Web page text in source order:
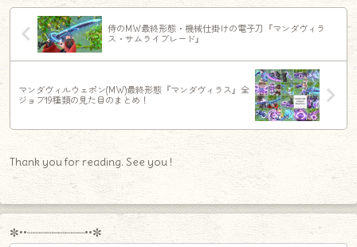
侍のMW最終形態・機械仕掛けの電子刀『マンダヴィラ
ス・サムライブレード』
マンダヴィルウェポン(MW)最終形態『マンダヴィラス』全
ジョブ19種類の見た目のまとめ！
Thank you for reading. See you !
✼••┈┈┈┈┈┈┈┈┈••✼